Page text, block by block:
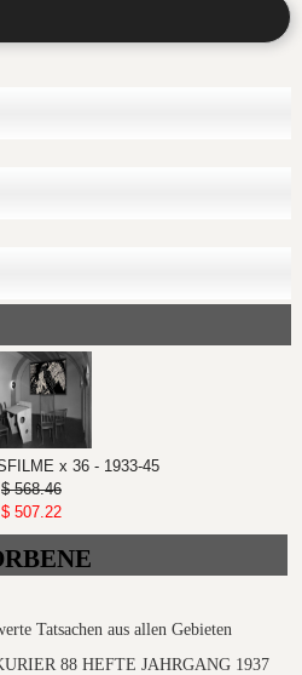
x 36 - 1933-45
$ 568.46
$ 507.22
Tatsachen aus allen Gebieten
88 HEFTE JAHRGANG 1937